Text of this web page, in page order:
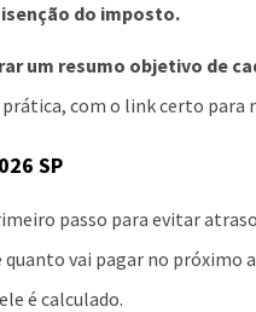
do imposto.
um resumo objetivo de
com o link certo para
SP
passo para evitar
quanto vai pagar no
é calculado.